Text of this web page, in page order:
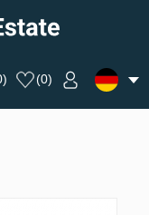
) (0)